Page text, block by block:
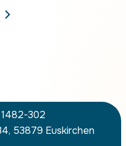
302
53879 Euskirchen